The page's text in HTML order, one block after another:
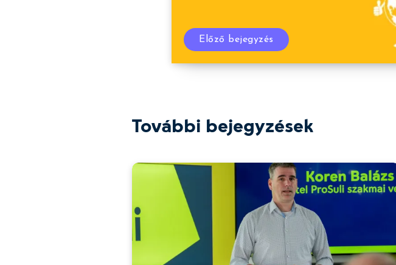
Előző bejegyzés
További bejegyzések